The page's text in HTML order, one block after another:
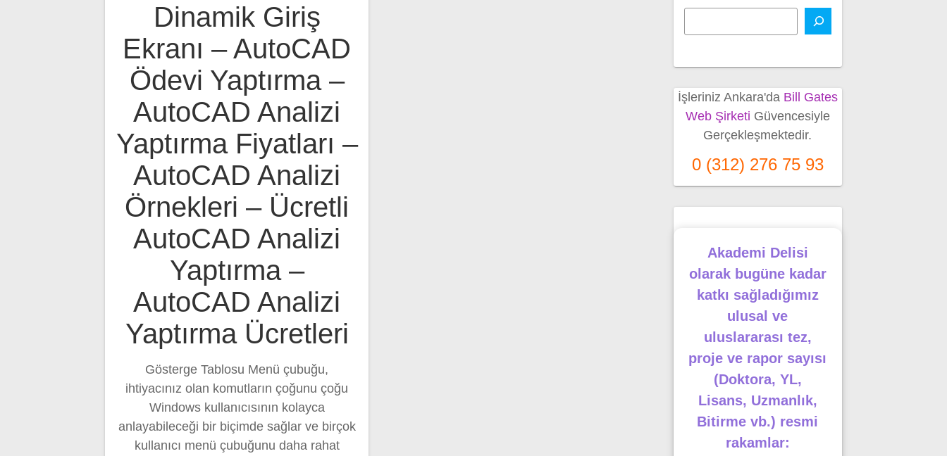
Dinamik Giriş
Ekranı – AutoCAD
Ödevi Yaptırma –
AutoCAD Analizi
Yaptırma Fiyatları –
AutoCAD Analizi
Örnekleri – Ücretli
AutoCAD Analizi
Yaptırma –
AutoCAD Analizi
Yaptırma Ücretleri
Gösterge Tablosu Menü çubuğu,
ihtiyacınız olan komutların çoğunu çoğu
Windows kullanıcısının kolayca
anlayabileceği bir biçimde sağlar ve birçok
kullanıcı menü çubuğunu daha rahat
İşleriniz Ankara'da Bill Gates
Web Şirketi Güvencesiyle
Gerçekleşmektedir.
0 (312) 276 75 93
Akademi Delisi
olarak bugüne kadar
katkı sağladığımız
ulusal ve
uluslararası tez,
proje ve rapor sayısı
(Doktora, YL,
Lisans, Uzmanlık,
Bitirme vb.) resmi
rakamlar: